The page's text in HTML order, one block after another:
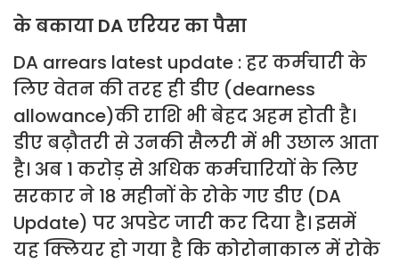
के बकाया DA एरियर का पैसा
DA arrears latest update : हर कर्मचारी के
लिए वेतन की तरह ही डीए (dearness
allowance)की राशि भी बेहद अहम होती है।
डीए बढ़ौतरी से उनकी सैलरी में भी उछाल आता
है। अब 1 करोड़ से अधिक कर्मचारियों के लिए
सरकार ने 18 महीनों के रोके गए डीए (DA
Update) पर अपडेट जारी कर दिया है। इसमें
यह क्लियर हो गया है कि कोरोनाकाल में रोके